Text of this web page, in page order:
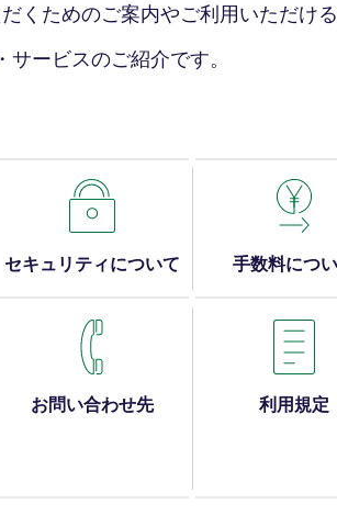
くためのご案内やご利用いただける
サービスのご紹介です。
セキュリティについて 手数料につ
お問い合わせ先 利用規定